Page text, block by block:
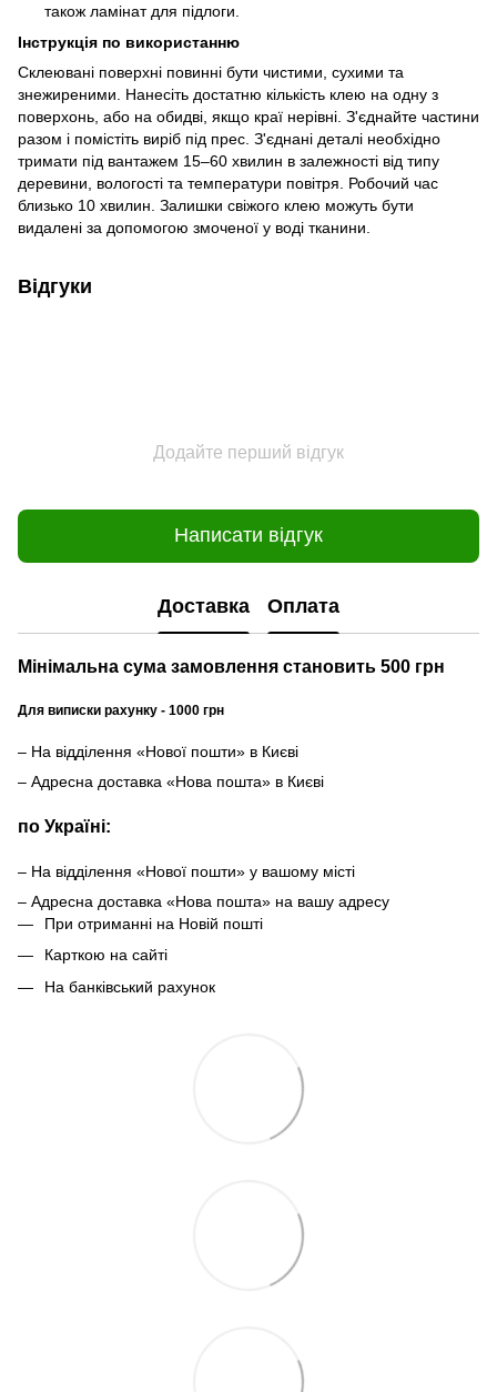
також ламінат для підлоги.
Інструкція по використанню
Склеювані поверхні повинні бути чистими, сухими та
знежиреними. Нанесіть достатню кількість клею на одну з
поверхонь, або на обидві, якщо краї нерівні. З'єднайте частини
разом і помістіть виріб під прес. З'єднані деталі необхідно
тримати під вантажем 15–60 хвилин в залежності від типу
деревини, вологості та температури повітря. Робочий час
близько 10 хвилин. Залишки свіжого клею можуть бути
видалені за допомогою змоченої у воді тканини.
Відгуки
Додайте перший відгук
Написати відгук
Доставка Оплата
Мінімальна сума замовлення становить 500 грн
Для виписки рахунку - 1000 грн
– На відділення «Нової пошти» в Києві
– Адресна доставка «Нова пошта» в Києві
по Україні:
– На відділення «Нової пошти» у вашому місті
– Адресна доставка «Нова пошта» на вашу адресу
При отриманні на Новій пошті
Карткою на сайті
На банківський рахунок